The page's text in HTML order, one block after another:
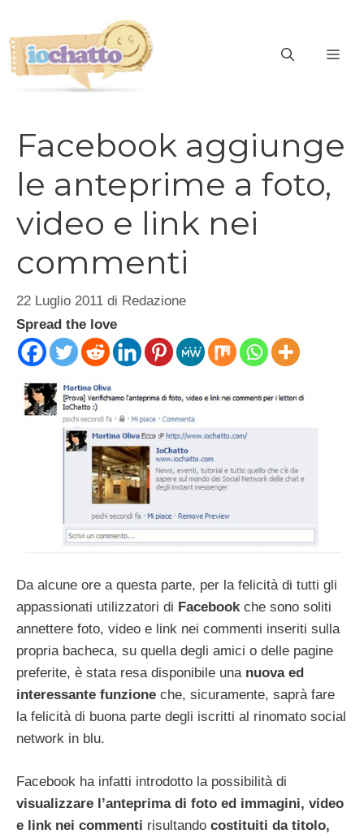
contenuto
Facebook aggiunge
le anteprime a foto,
video e link nei
commenti
22 Luglio 2011 di Redazione
Spread the love
Da alcune ore a questa parte, per la felicità di tutti gli
appassionati utilizzatori di Facebookche sono soliti
annettere foto, video e link nei commenti inseriti sulla
propria bacheca, su quella degli amici o delle pagine
preferite, è stata resa disponibile una nuova ed
interessante funzione che, sicuramente, saprà fare
la felicità di buona parte degli iscritti al rinomato social
network in blu.
Facebook ha infatti introdotto la possibilità di
visualizzare l’anteprima di foto ed immagini, video
e link nei commenti risultando costituiti da titolo,